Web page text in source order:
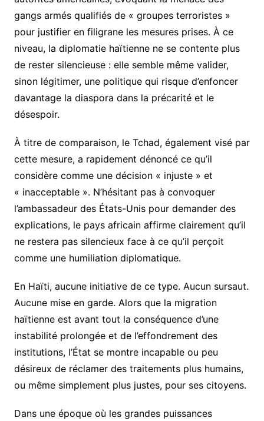
gangs armés qualifiés de « groupes terroristes »
pour justifier en filigrane les mesures prises. À ce
niveau, la diplomatie haïtienne ne se contente plus
de rester silencieuse : elle semble même valider,
sinon légitimer, une politique qui risque d’enfoncer
davantage la diaspora dans la précarité et le
désespoir.
À titre de comparaison, le Tchad, également visé par
cette mesure, a rapidement dénoncé ce qu’il
considère comme une décision « injuste » et
« inacceptable ». N’hésitant pas à convoquer
l’ambassadeur des États-Unis pour demander des
explications, le pays africain affirme clairement qu’il
ne restera pas silencieux face à ce qu’il perçoit
comme une humiliation diplomatique.
En Haïti, aucune initiative de ce type. Aucun sursaut.
Aucune mise en garde. Alors que la migration
haïtienne est avant tout la conséquence d’une
instabilité prolongée et de l’effondrement des
institutions, l’État se montre incapable ou peu
désireux de réclamer des traitements plus humains,
ou même simplement plus justes, pour ses citoyens.
Dans une époque où les grandes puissances